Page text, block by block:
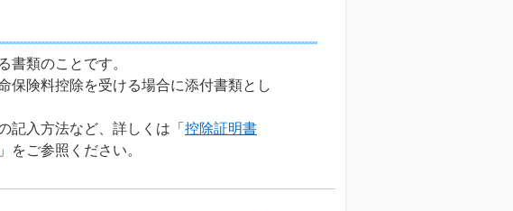
書類のことです。
保険料控除を受ける場合に添付書類とし
記入方法など、詳しくは「 控除証明書
」をご参照ください。